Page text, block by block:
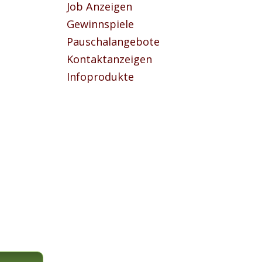
Job Anzeigen
Gewinnspiele
Pauschalangebote
Kontaktanzeigen
Infoprodukte